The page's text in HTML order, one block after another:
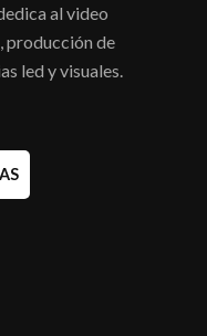
al video
producción de
led y visuales.